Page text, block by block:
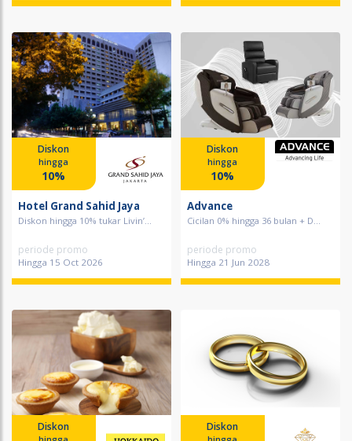
Diskon
hingga
10%
Hotel Grand Sahid Jaya
Diskon hingga 10% tukar Livin’...
periode promo
Hingga 15 Oct 2026
Diskon
hingga
10%
Advance
Cicilan 0% hingga 36 bulan + D...
periode promo
Hingga 21 Jun 2028
Diskon Diskon